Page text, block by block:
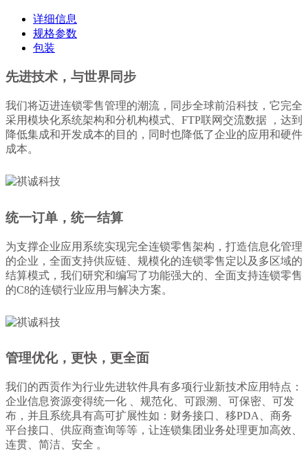
详细信息
规格参数
包装
先进技术，与世界同步
我们将迈进连锁零售管理的潮流，同步全球前沿科技，它完全
采用模块化系统架构和分机构模式、FTP联网交流数据 ，达到
降低集成和开发成本的目的，同时也降低了企业的应用和硬件
成本。
统一订单，统一结算
为支撑企业应用系统实现完全连锁零售架构，打造信息化管理
的企业，全面支持供应链、规模化的连锁零售定以及多区域的
结算模式，我们研究和编写了功能强大的、全面支持连锁零售
的C8的连锁行业应用与解决方案。
管理优化，更快，更全面
我们的西贡作为行业先进软件具有多项行业新技术应用特点：
企业信息资源变得统一化 、规范化、可跟溯、可保密、可发
布，并且系统具有高可扩展性如：财务接口、移PDA、商务
平台接口、供应商查询等等，让连锁集团业务处理更加高效、
连贯、简洁、安全 。